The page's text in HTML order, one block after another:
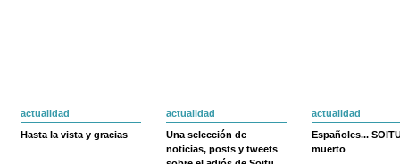
actualidad
Hasta la vista y gracias
actualidad
Una selección de
noticias, posts y tweets
actualidad
Españoles...
muerto